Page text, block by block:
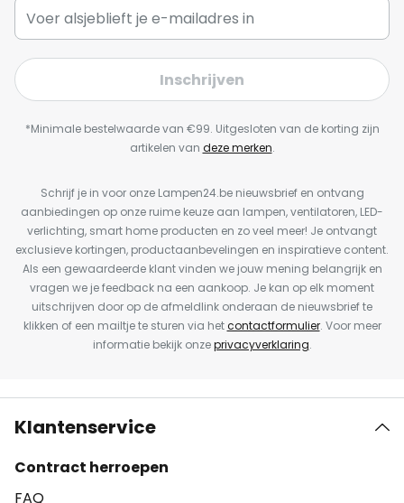
Inschrijven
*Minimale bestelwaarde van €99. Uitgesloten van de korting zijn
artikelen van deze merken.
Schrijf je in voor onze Lampen24.be nieuwsbrief en ontvang
aanbiedingen op onze ruime keuze aan lampen, ventilatoren, LED-
verlichting, smart home producten en zo veel meer! Je ontvangt
exclusieve kortingen, productaanbevelingen en inspiratieve content.
Als een gewaardeerde klant vinden we jouw mening belangrijk en
vragen we je feedback na een aankoop. Je kan op elk moment
uitschrijven door op de afmeldlink onderaan de nieuwsbrief te
klikken of een mailtje te sturen via hetcontactformulier. Voor meer
informatie bekijk onzeprivacyverklaring.
Klantenservice
Contract herroepen
FAQ